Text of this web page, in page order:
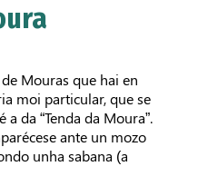
Mouras que hai en
moi particular, que se
da “Tenda da Moura”.
ante un mozo
unha sabana (a